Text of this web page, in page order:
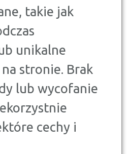
takie jak
unikalne
stronie. Brak
lub wycofanie
cechy i
polisy na życie i
niedrogiego pakietu?
ubezpieczeniu w miejscu
je większość firm.
rozwiązania.